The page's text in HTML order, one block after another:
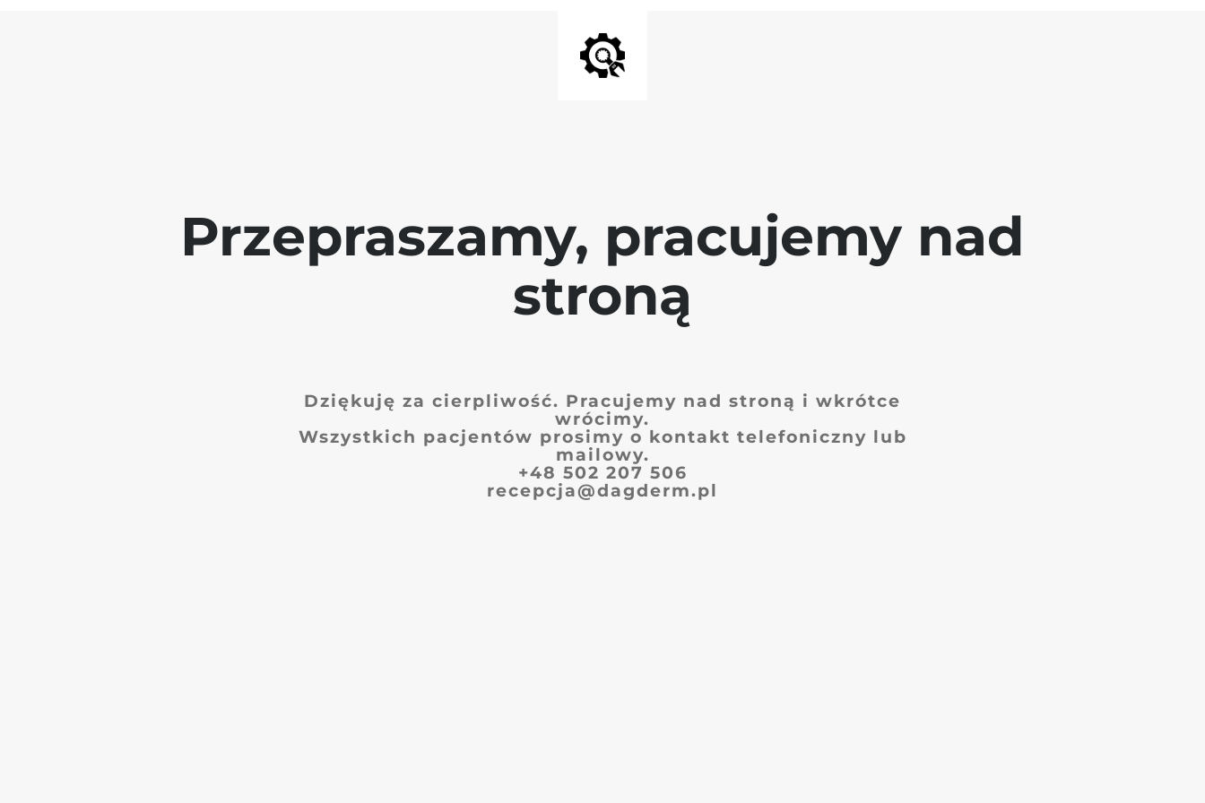
Przepraszamy, pracujemy nad
stroną
Dziękuję za cierpliwość. Pracujemy nad stroną i wkrótce
wrócimy.
Wszystkich pacjentów prosimy o kontakt telefoniczny lub
mailowy.
+48 502 207 506
recepcja@dagderm.pl